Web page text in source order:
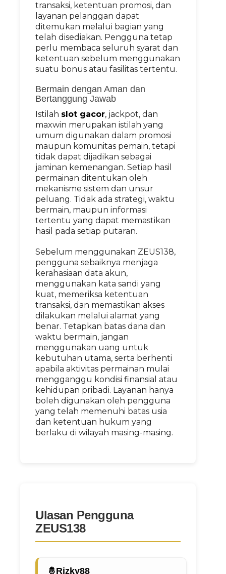
transaksi, ketentuan promosi, dan
layanan pelanggan dapat
ditemukan melalui bagian yang
telah disediakan. Pengguna tetap
perlu membaca seluruh syarat dan
ketentuan sebelum menggunakan
suatu bonus atau fasilitas tertentu.
Bermain dengan Aman dan
Bertanggung Jawab
Istilah slot gacor, jackpot, dan
maxwin merupakan istilah yang
umum digunakan dalam promosi
maupun komunitas pemain, tetapi
tidak dapat dijadikan sebagai
jaminan kemenangan. Setiap hasil
permainan ditentukan oleh
mekanisme sistem dan unsur
peluang. Tidak ada strategi, waktu
bermain, maupun informasi
tertentu yang dapat memastikan
hasil pada setiap putaran.
Sebelum menggunakan ZEUS138,
pengguna sebaiknya menjaga
kerahasiaan data akun,
menggunakan kata sandi yang
kuat, memeriksa ketentuan
transaksi, dan memastikan akses
dilakukan melalui alamat yang
benar. Tetapkan batas dana dan
waktu bermain, jangan
menggunakan uang untuk
kebutuhan utama, serta berhenti
apabila aktivitas permainan mulai
mengganggu kondisi finansial atau
kehidupan pribadi. Layanan hanya
boleh digunakan oleh pengguna
yang telah memenuhi batas usia
dan ketentuan hukum yang
berlaku di wilayah masing-masing.
Ulasan Pengguna
ZEUS138
Rizky88